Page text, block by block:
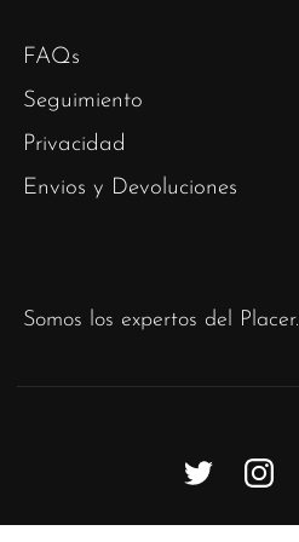
FAQs
Seguimiento
Privacidad
Envios y Devoluciones
Somos los expertos del Placer.